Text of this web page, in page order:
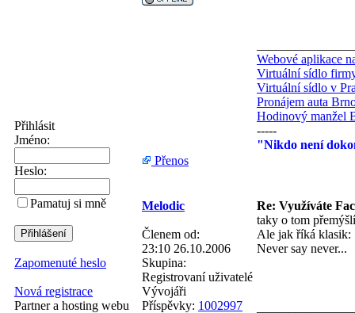
Přihlásit
Jméno:
Heslo:
Pamatuj si mně
Zapomenuté heslo
Nová registrace
Partner a hosting webu
Webové aplikace
Virtuální sídlo
Virtuální sídlo v
Pronájem auta
Hodinový manžel
-----
"Nikdo není
Přenos
Melodic Re: Využíváte
Členem od:
23:10 26.10.2006
Skupina:
Registrovaní uživatelé
Vývojáři
Příspěvky: 1002997
taky o tom
Ale jak říká klasik:
Never say never...